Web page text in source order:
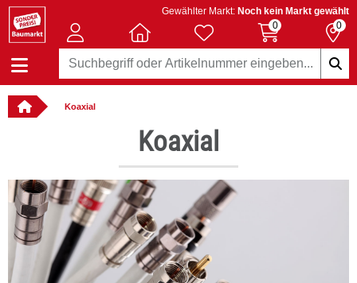
Gewählter Markt: Noch kein Markt gewählt
0
0
Koaxial
online bestellbar
Koaxial